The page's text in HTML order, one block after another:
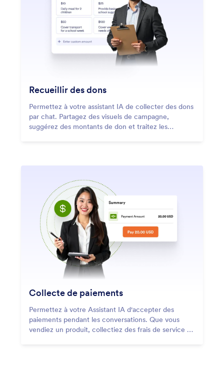
Recueillir des dons
Permettez à votre assistant IA de collecter des dons
par chat. Partagez des visuels de campagne,
suggérez des montants de don et traitez les
Collecte de paiements
Permettez à votre Assistant IA d'accepter des
paiements pendant les conversations. Que vous
vendiez un produit, collectiez des frais de service ou